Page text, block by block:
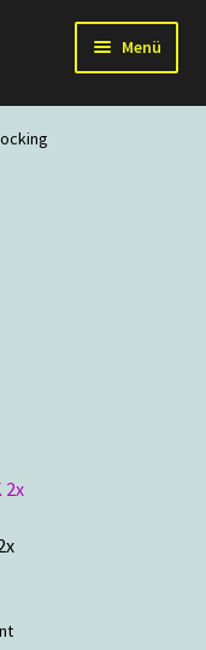
Menü